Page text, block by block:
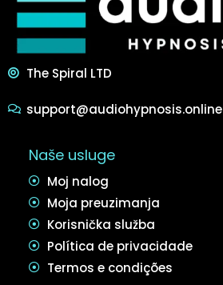
The Spiral LTD
support@audiohypnosis.online
Naše usluge
Moj nalog
Moja preuzimanja
Korisnička služba
Política de privacidade
Termos e condições